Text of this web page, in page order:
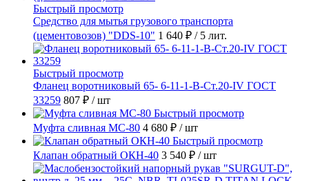
Быстрый просмотр
Средство для мытья грузового транспорта
(цементовозов) "DDS-10" 1 640 ₽ / 5 лит.
Быстрый просмотр
Фланец воротниковый 65- 6-11-1-B-Ст.20-IV ГОСТ
33259 807 ₽ / шт
Быстрый просмотр
Муфта сливная МС-80 4 680 ₽ / шт
Быстрый просмотр
Клапан обратный ОКН-40 3 540 ₽ / шт